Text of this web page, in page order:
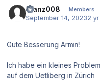
Franz008 Members
September 14, 20232 yr
Gute Besserung Armin!
Ich habe ein kleines
auf dem Uetliberg in Zürich